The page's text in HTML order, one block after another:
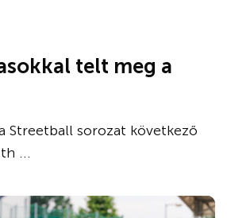
telt meg a
Streetball sorozat következő
...